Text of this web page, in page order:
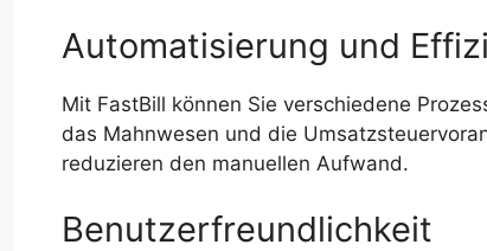
Automatisierung und
Mit FastBill können Sie verschiedene
das Mahnwesen und die
reduzieren den manuellen Aufwand.
Benutzerfreundlichkeit